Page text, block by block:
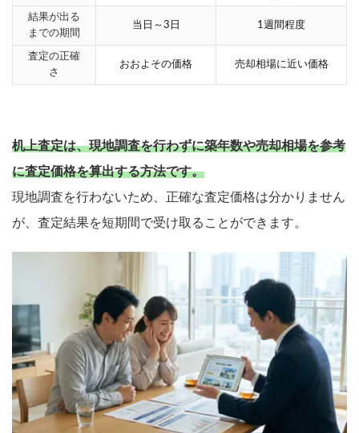
結果が出る
までの期間
当日～3日 1週間程度
査定の正確
さ
おおよその価格 売却相場に近い価格
机上査定は、現地調査を行わずに築年数や売却相場を参考
に査定価格を算出する方法です。
現地調査を行わないため、正確な査定価格は分かりません
が、査定結果を短期間で受け取ることができます。